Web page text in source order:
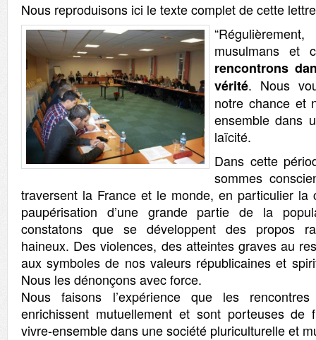
Nous reproduisons ici le texte complet de cette
musulmans et
rencontrons
vérité. Nous
notre chance et
ensemble dans
laïcité.
Dans cette
sommes
traversent la France et le monde, en particulier la
paupérisation d’une grande partie de la
constatons que se développent des propos
haineux. Des violences, des atteintes graves au
aux symboles de nos valeurs républicaines et
Nous les dénonçons avec force.
Nous faisons l’expérience que les
enrichissent mutuellement et sont porteuses de
vivre-ensemble dans une société pluriculturelle et